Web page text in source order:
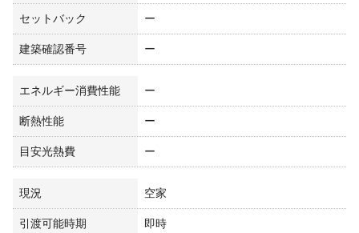
セットバック ー
建築確認番号 ー
エネルギー消費性能 ー
断熱性能 ー
目安光熱費 ー
現況 空家
引渡可能時期 即時